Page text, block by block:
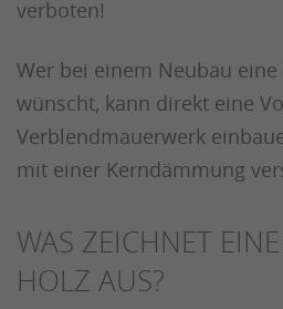
verboten!
Wer bei einem Neubau
wünscht, kann direkt eine
Verblendmauerwerk
mit einer Kerndämmung
WAS ZEICHNET
HOLZ AUS?